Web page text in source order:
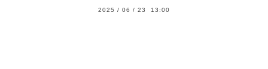
2025 / 06 / 23 13:00